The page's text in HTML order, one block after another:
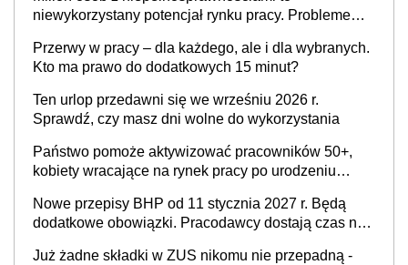
niewykorzystany potencjał rynku pracy. Problemem
refundacji, ale bariery po stronie systemu i
świadomości pracodawców [WYWIAD]
Przerwy w pracy – dla każdego, ale i dla wybranych.
Kto ma prawo do dodatkowych 15 minut?
Ten urlop przedawni się we wrześniu 2026 r.
Sprawdź, czy masz dni wolne do wykorzystania
Państwo pomoże aktywizować pracowników 50+,
kobiety wracające na rynek pracy po urodzeniu
neuroatypowe. Powstanie Fundusz na rzecz
Inkluzywności w Zatrudnianiu?
Nowe przepisy BHP od 11 stycznia 2027 r. Będą
dodatkowe obowiązki. Pracodawcy dostają czas na
Już żadne składki w ZUS nikomu nie przepadną -